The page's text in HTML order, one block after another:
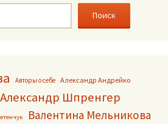
Поиск
Авторы о себе Александр Андрейко
Александр Шпренгер
Валентина Мельникова